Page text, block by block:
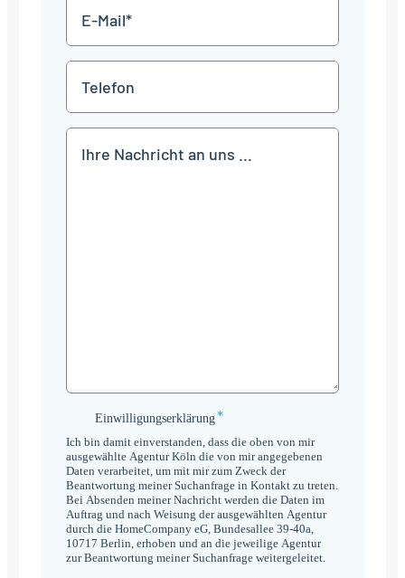
Mail
*
Einwilligungserklärung
Einwilligungserklärung*
Ich bin damit einverstanden, dass die oben von mir
ausgewählte Agentur Köln die von mir angegebenen
Daten verarbeitet, um mit mir zum Zweck der
Beantwortung meiner Suchanfrage in Kontakt zu treten.
Bei Absenden meiner Nachricht werden die Daten im
Auftrag und nach Weisung der ausgewählten Agentur
durch die HomeCompany eG, Bundesallee 39-40a,
10717 Berlin, erhoben und an die jeweilige Agentur
zur Beantwortung meiner Suchanfrage weitergeleitet.